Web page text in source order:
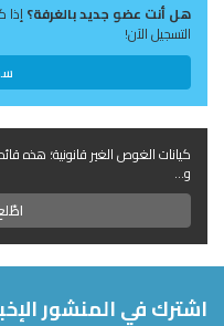
هل أنت عضو جديد بالغرفة؟إذا
التسجيل الآن!
كيانات الغوص الغير قانونية؛ هذه
و...
اشترك في المنشور